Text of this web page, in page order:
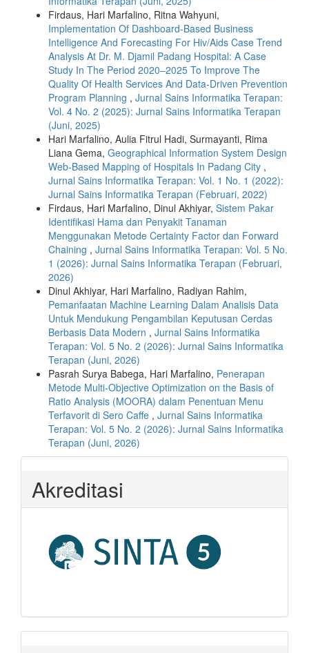
Firdaus, Hari Marfalino, Ritna Wahyuni,
Implementation Of Dashboard-Based Business
Intelligence And Forecasting For Hiv/Aids Case Trend
Analysis At Dr. M. Djamil Padang Hospital: A Case
Study In The Period 2020–2025 To Improve The
Quality Of Health Services And Data-Driven Prevention
Program Planning , Jurnal Sains Informatika Terapan:
Vol. 4 No. 2 (2025): Jurnal Sains Informatika Terapan
(Juni, 2025)
Hari Marfalino, Aulia Fitrul Hadi, Surmayanti, Rima
Liana Gema, Geographical Information System Design
Web-Based Mapping of Hospitals In Padang City ,
Jurnal Sains Informatika Terapan: Vol. 1 No. 1 (2022):
Jurnal Sains Informatika Terapan (Februari, 2022)
Firdaus, Hari Marfalino, Dinul Akhiyar, Sistem Pakar
Identifikasi Hama dan Penyakit Tanaman
Menggunakan Metode Certainty Factor dan Forward
Chaining , Jurnal Sains Informatika Terapan: Vol. 5 No.
1 (2026): Jurnal Sains Informatika Terapan (Februari,
2026)
Dinul Akhiyar, Hari Marfalino, Radiyan Rahim,
Pemanfaatan Machine Learning Dalam Analisis Data
Untuk Mendukung Pengambilan Keputusan Cerdas
Berbasis Data Modern , Jurnal Sains Informatika
Terapan: Vol. 5 No. 2 (2026): Jurnal Sains Informatika
Terapan (Juni, 2026)
Pasrah Surya Babega, Hari Marfalino, Penerapan
Metode Multi-Objective Optimization on the Basis of
Ratio Analysis (MOORA) dalam Penentuan Menu
Terfavorit di Sero Caffe , Jurnal Sains Informatika
Terapan: Vol. 5 No. 2 (2026): Jurnal Sains Informatika
Terapan (Juni, 2026)
Akreditasi